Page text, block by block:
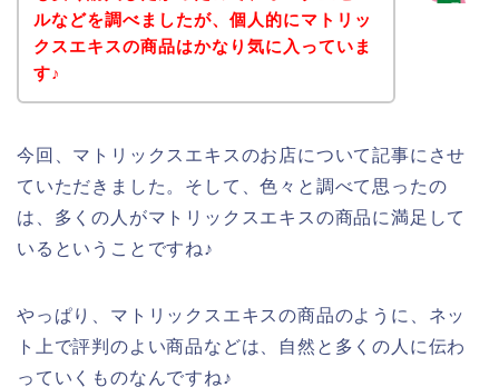
ルなどを調べましたが、個人的にマトリッ
クスエキスの商品はかなり気に入っていま
す♪
今回、マトリックスエキスのお店について記事にさせ
ていただきました。そして、色々と調べて思ったの
は、多くの人がマトリックスエキスの商品に満足して
いるということですね♪
やっぱり、マトリックスエキスの商品のように、ネッ
ト上で評判のよい商品などは、自然と多くの人に伝わ
っていくものなんですね♪